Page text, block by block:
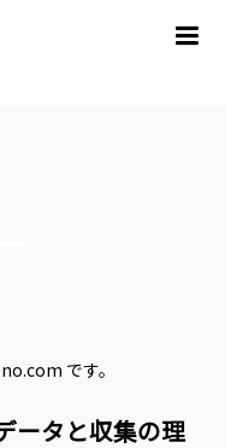
です。
ータと収集の理